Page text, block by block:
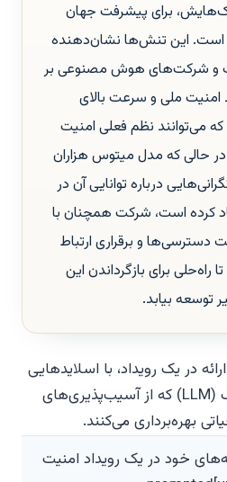
برای پیشرفت جهان
است. این تنش‌ها نشان‌دهنده
و شرکت‌های هوش مصنوعی بر
ملی و سرعت بالای
می‌توانند نظم فعلی امنیت
در حالی که مدل میتوس هزاران
درباره توانایی آن در
کرده است، شرکت همچنان با
دسترسی‌ها و برقراری ارتباط
راه‌حلی برای بازگرداندن این
توسعه بیابد.
خود در یک رویداد امنیت